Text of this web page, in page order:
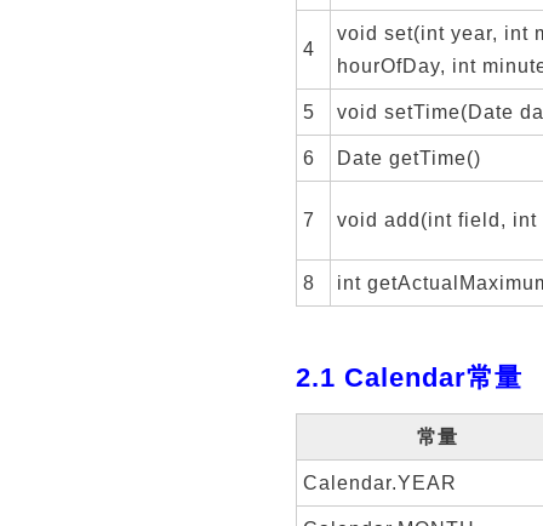
4
void set(int year, int
hourOfDay, int
5 void setTime(Date
6 Date getTime()
7 void add(int field, int
8 int
2.1 Calendar常量
常量
Calendar.YEAR